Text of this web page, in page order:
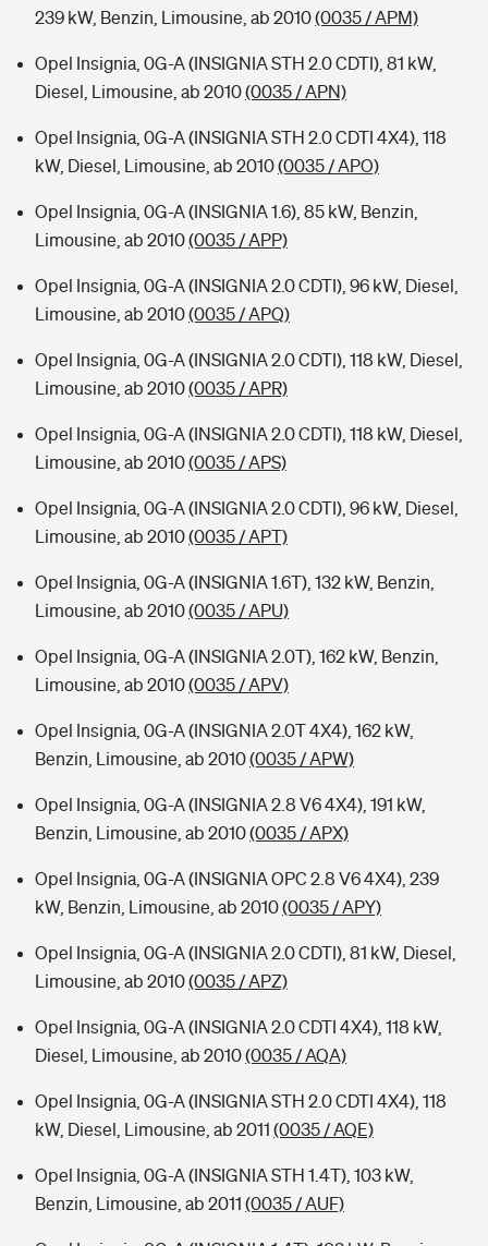
239 kW, Benzin, Limousine, ab 2010(0035 / APM)
Opel Insignia, 0G-A (INSIGNIA STH 2.0 CDTI), 81 kW,
Diesel, Limousine, ab 2010(0035 / APN)
Opel Insignia, 0G-A (INSIGNIA STH 2.0 CDTI 4X4), 118
kW, Diesel, Limousine, ab 2010(0035 / APO)
Opel Insignia, 0G-A (INSIGNIA 1.6), 85 kW, Benzin,
Limousine, ab 2010(0035 / APP)
Opel Insignia, 0G-A (INSIGNIA 2.0 CDTI), 96 kW, Diesel,
Limousine, ab 2010(0035 / APQ)
Opel Insignia, 0G-A (INSIGNIA 2.0 CDTI), 118 kW, Diesel,
Limousine, ab 2010(0035 / APR)
Opel Insignia, 0G-A (INSIGNIA 2.0 CDTI), 118 kW, Diesel,
Limousine, ab 2010(0035 / APS)
Opel Insignia, 0G-A (INSIGNIA 2.0 CDTI), 96 kW, Diesel,
Limousine, ab 2010(0035 / APT)
Opel Insignia, 0G-A (INSIGNIA 1.6T), 132 kW, Benzin,
Limousine, ab 2010(0035 / APU)
Opel Insignia, 0G-A (INSIGNIA 2.0T), 162 kW, Benzin,
Limousine, ab 2010(0035 / APV)
Opel Insignia, 0G-A (INSIGNIA 2.0T 4X4), 162 kW,
Benzin, Limousine, ab 2010(0035 / APW)
Opel Insignia, 0G-A (INSIGNIA 2.8 V6 4X4), 191 kW,
Benzin, Limousine, ab 2010(0035 / APX)
Opel Insignia, 0G-A (INSIGNIA OPC 2.8 V6 4X4), 239
kW, Benzin, Limousine, ab 2010(0035 / APY)
Opel Insignia, 0G-A (INSIGNIA 2.0 CDTI), 81 kW, Diesel,
Limousine, ab 2010(0035 / APZ)
Opel Insignia, 0G-A (INSIGNIA 2.0 CDTI 4X4), 118 kW,
Diesel, Limousine, ab 2010(0035 / AQA)
Opel Insignia, 0G-A (INSIGNIA STH 2.0 CDTI 4X4), 118
kW, Diesel, Limousine, ab 2011 (0035 / AQE)
Opel Insignia, 0G-A (INSIGNIA STH 1.4T), 103 kW,
Benzin, Limousine, ab 2011 (0035 / AUF)